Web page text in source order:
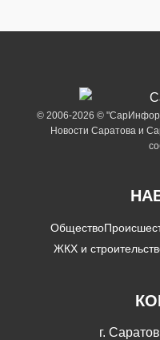
© 2006-2026 ©
Новости Саратова и
Общество
ЖКХ и
г.